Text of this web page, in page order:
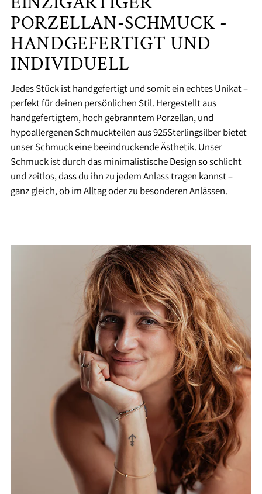
PORZELLAN-SCHMUCK -
HANDGEFERTIGT UND
INDIVIDUELL
Jedes Stück ist handgefertigt und somit ein echtes Unikat –
perfekt für deinen persönlichen Stil. Hergestellt aus
handgefertigtem, hoch gebranntem Porzellan, und
hypoallergenen Schmuckteilen aus 925Sterlingsilber bietet
unser Schmuck eine beeindruckende Ästhetik. Unser
Schmuck ist durch das minimalistische Design so schlicht
und zeitlos, dass du ihn zu jedem Anlass tragen kannst –
ganz gleich, ob im Alltag oder zu besonderen Anlässen.